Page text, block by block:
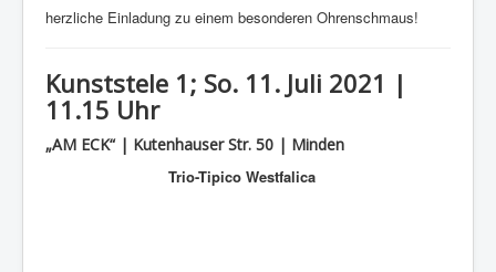
herzliche Einladung zu einem besonderen Ohrenschmaus!
Kunststele 1; So. 11. Juli 2021 |
11.15 Uhr
„AM ECK“ | Kutenhauser Str. 50 | Minden
Trio-Tipico Westfalica